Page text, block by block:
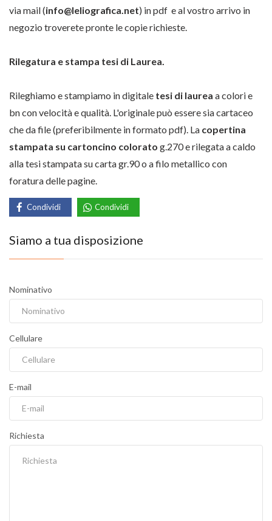
via mail (info@leliografica.net) in pdf e al vostro arrivo in
negozio troverete pronte le copie richieste.
Rilegatura e stampa tesi di Laurea.
Rileghiamo e stampiamo in digitale tesi di laurea a colori e
bn con velocità e qualità. L'originale può essere sia cartaceo
che da file (preferibilmente in formato pdf). La copertina
stampata su cartoncino colorato g.270 e rilegata a caldo
alla tesi stampata su carta gr.90 o a filo metallico con
foratura delle pagine.
Condividi Condividi
Siamo a tua disposizione
Nominativo
Cellulare
E-mail
Richiesta